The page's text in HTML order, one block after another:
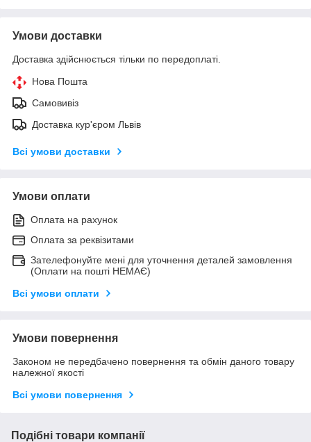
Умови доставки
Доставка здійснюється тільки по передоплаті.
Нова Пошта
Самовивіз
Доставка кур'єром Львів
Всі умови доставки
Умови оплати
Оплата на рахунок
Оплата за реквізитами
Зателефонуйте мені для уточнення деталей замовлення
(Оплати на пошті НЕМАЄ)
Всі умови оплати
Умови повернення
Законом не передбачено повернення та обмін даного товару
належної якості
Всі умови повернення
Подібні товари компанії